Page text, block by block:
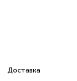
Доставка